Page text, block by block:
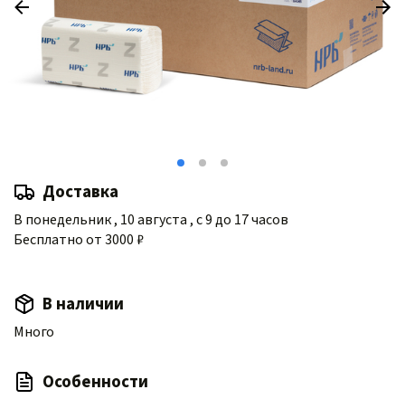
Доставка
В понедельник , 10 августа , с 9 до 17 часов
Бесплатно от 3000 ₽
В наличии
Много
Особенности